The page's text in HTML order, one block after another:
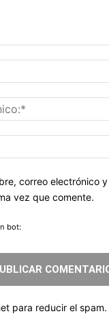
correo electrónico
vez que comente.
bot:
para reducir el spam.